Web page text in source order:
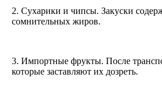
2. Сухарики и чипсы. Закуски
сомнительных жиров.
3. Импортные фрукты. После
которые заставляют их дозреть.